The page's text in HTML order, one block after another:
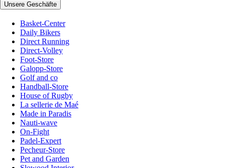
Unsere Geschäfte
Basket-Center
Daily Bikers
Direct Running
Direct-Volley
Foot-Store
Galopp-Store
Golf and co
Handball-Store
House of Rugby
La sellerie de Maé
Made in Paradis
Nauti-wave
On-Fight
Padel-Expert
Pecheur-Store
Pet and Garden